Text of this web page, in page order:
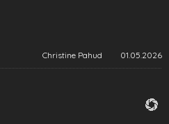
Christine Pahud 01.05.2026